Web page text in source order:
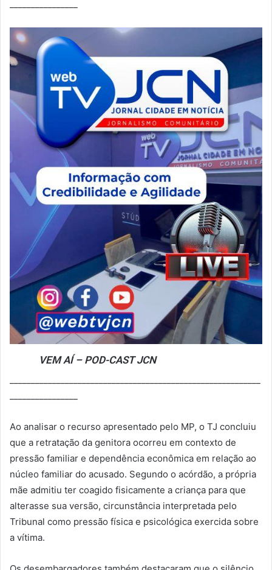
VEM AÍ – POD-CAST JCN
Ao analisar o recurso apresentado pelo MP, o TJ concluiu
que a retratação da genitora ocorreu em contexto de
pressão familiar e dependência econômica em relação ao
núcleo familiar do acusado. Segundo o acórdão, a própria
mãe admitiu ter coagido fisicamente a criança para que
alterasse sua versão, circunstância interpretada pelo
Tribunal como pressão física e psicológica exercida sobre
a vítima.